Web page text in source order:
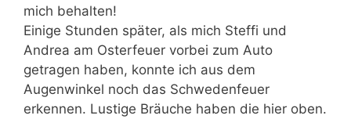
mich behalten!
Einige Stunden später, als mich Steffi und
Andrea am Osterfeuer vorbei zum Auto
getragen haben, konnte ich aus dem
Augenwinkel noch das Schwedenfeuer
erkennen. Lustige Bräuche haben die hier oben.